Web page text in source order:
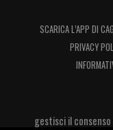
SCARICA L’APP DI
PRIVACY
gestisci il consenso